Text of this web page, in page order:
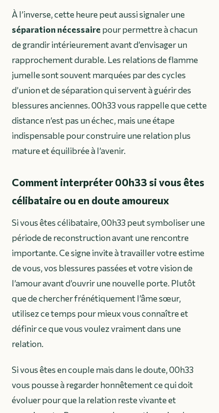
À l’inverse, cette heure peut aussi signaler une
séparation nécessaire pour permettre à chacun
de grandir intérieurement avant d’envisager un
rapprochement durable. Les relations de flamme
jumelle sont souvent marquées par des cycles
d’union et de séparation qui servent à guérir des
blessures anciennes. 00h33 vous rappelle que cette
distance n’est pas un échec, mais une étape
indispensable pour construire une relation plus
mature et équilibrée à l’avenir.
Comment interpréter 00h33 si vous êtes
célibataire ou en doute amoureux
Si vous êtes célibataire, 00h33 peut symboliser une
période de reconstruction avant une rencontre
importante. Ce signe invite à travailler votre estime
de vous, vos blessures passées et votre vision de
l’amour avant d’ouvrir une nouvelle porte. Plutôt
que de chercher frénétiquement l’âme sœur,
utilisez ce temps pour mieux vous connaître et
définir ce que vous voulez vraiment dans une
relation.
Si vous êtes en couple mais dans le doute, 00h33
vous pousse à regarder honnêtement ce qui doit
évoluer pour que la relation reste vivante et